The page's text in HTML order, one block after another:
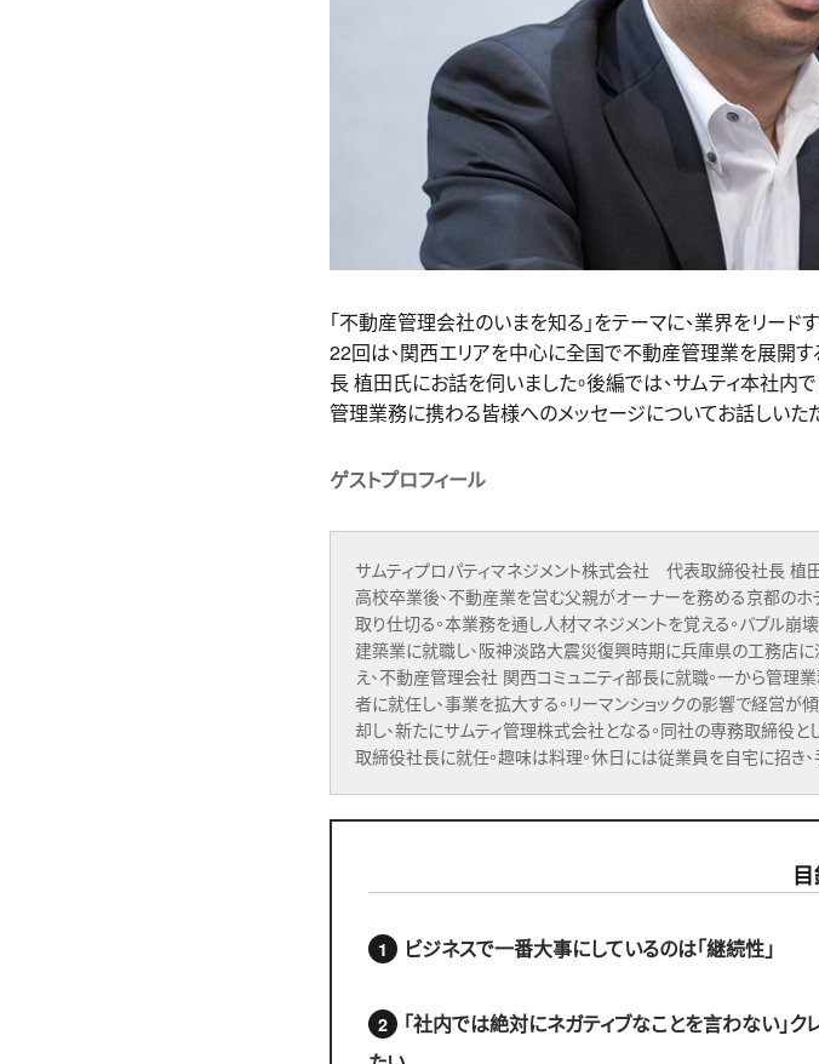
「不動産管理会社のいまを知る」をテーマに、業界をリー
22回は、関西エリアを中心に全国で不動産管理業を展開
長 植田氏にお話を伺いました。後編では、サムティ本社内
管理業務に携わる皆様へのメッセージについてお話しいただ
ゲストプロフィール
サムティプロパティマネジメント株式会社 代表取締役社長 植
高校卒業後、不動産業を営む父親がオーナーを務める京都のホ
取り仕切る。本業務を通し人材マネジメントを覚える。バブル
建築業に就職し、阪神淡路大震災復興時期に兵庫県の工務店
え、不動産管理会社 関西コミュニティ部長に就職。一から管
者に就任し、事業を拡大する。リーマンショックの影響で経営
却し、新たにサムティ管理株式会社となる。同社の専務取締役
取締役社長に就任。趣味は料理。休日には従業員を自宅に招き、
ビジネスで一番大事にしているのは「継続性」
「社内では絶対にネガティブなことを言わない」